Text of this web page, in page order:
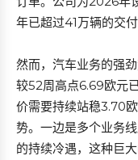
年已超过41万辆的交
然而，汽车业务的强
较52周高点6.69欧元
价需要持续站稳3.70
势。一边是多个业务
的持续冷遇，这种巨